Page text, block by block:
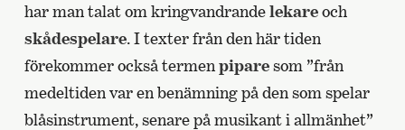
har man talat om kringvandrandelekareoch
skådespelare. I texter från den här tiden
förekommer också termen piparesom ”från
medeltiden var en benämning på den som spelar
blåsinstrument, senare på musikant i allmänhet”